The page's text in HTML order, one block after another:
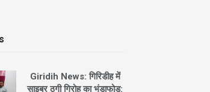
Giridih News: गिरिडीह में
साइबर ठगी गिरोह का भंडाफोड़: